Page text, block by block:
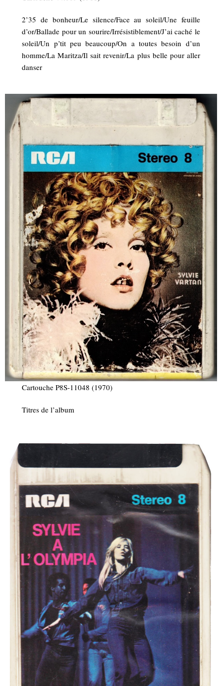
2’35 de bonheur/Le silence/Face au soleil/Une feuille
d’or/Ballade pour un sourire/Irrésistiblement/J’ai caché le
soleil/Un p’tit peu beaucoup/On a toutes besoin d’un
homme/La Maritza/Il sait revenir/La plus belle pour aller
danser
Cartouche P8S-11048 (1970)
Titres de l’album